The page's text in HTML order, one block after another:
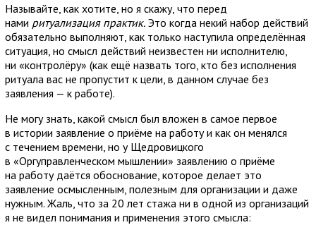
Называйте, как хотите, но я скажу, что перед
нами ритуализация практик. Это когда некий набор действий
обязательно выполняют, как только наступила определённая
ситуация, но смысл действий неизвестен ни исполнителю,
ни «контролёру» (как ещё назвать того, кто без исполнения
ритуала вас не пропустит к цели, в данном случае без
заявления — к работе).
Не могу знать, какой смысл был вложен в самое первое
в истории заявление о приёме на работу и как он менялся
с течением времени, но у Щедровицкого
в «Оргуправленческом мышлении» заявлению о приёме
на работу даётся обоснование, которое делает это
заявление осмысленным, полезным для организации и даже
нужным. Жаль, что за 20 лет стажа ни в одной из организаций
я не видел понимания и применения этого смысла: